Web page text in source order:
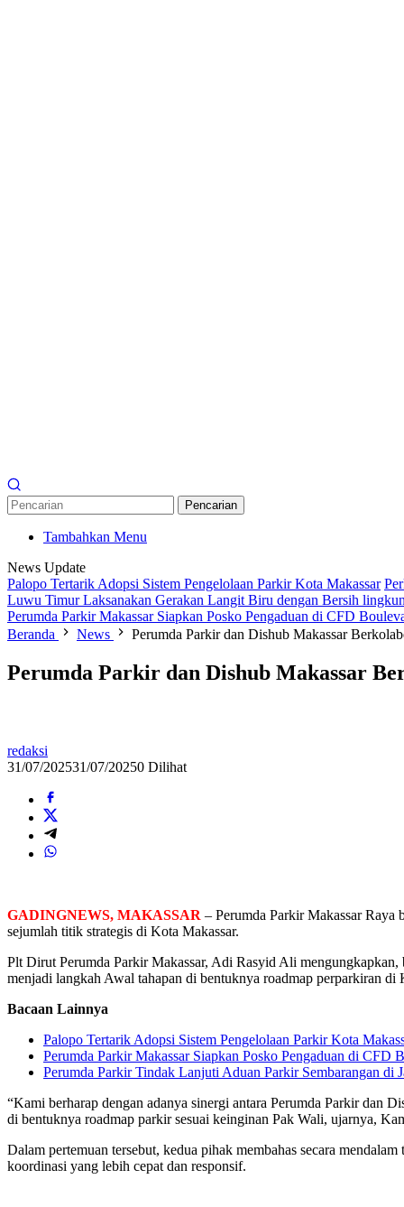
Pencarian
Tambahkan Menu
News Update
Palopo Tertarik Adopsi Sistem Pengelolaan Parkir Kota Makassar
Luwu Timur Laksanakan Gerakan Langit Biru dengan Bersih
Perumda Parkir Makassar Siapkan Posko Pengaduan di CFD
Beranda
News Perumda Parkir dan Dishub Makassar
Perumda Parkir dan Dishub Makassar
redaksi
31/07/202531/07/20250 Dilihat
GADINGNEWS, MAKASSAR – Perumda Parkir Makassar Raya
sejumlah titik strategis di Kota Makassar.
Plt Dirut Perumda Parkir Makassar, Adi Rasyid Ali
menjadi langkah Awal tahapan di bentuknya roadmap perparkiran
Bacaan Lainnya
Palopo Tertarik Adopsi Sistem Pengelolaan Parkir Kota
Perumda Parkir Makassar Siapkan Posko Pengaduan di CFD
Perumda Parkir Tindak Lanjuti Aduan Parkir Sembarangan di
“Kami berharap dengan adanya sinergi antara Perumda Parkir dan
di bentuknya roadmap parkir sesuai keinginan Pak Wali, ujarnya,
Dalam pertemuan tersebut, kedua pihak membahas secara
koordinasi yang lebih cepat dan responsif.